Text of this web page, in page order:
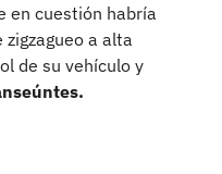
en cuestión habría
a alta
de su vehículo y